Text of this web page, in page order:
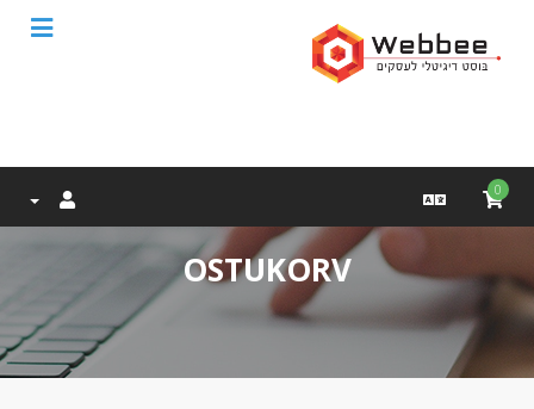
0
OSTUKORV